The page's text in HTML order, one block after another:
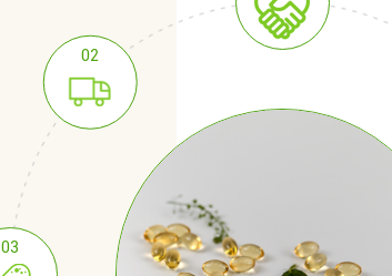
02
03